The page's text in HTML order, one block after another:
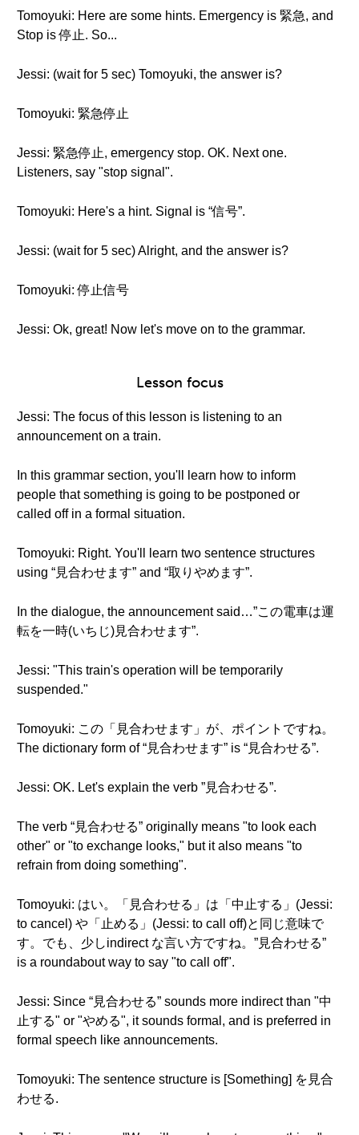
Tomoyuki: Here are some hints. Emergency is 緊急, and
Stop is 停止. So...
Jessi: (wait for 5 sec) Tomoyuki, the answer is?
Tomoyuki: 緊急停止
Jessi: 緊急停止, emergency stop. OK. Next one.
Listeners, say "stop signal".
Tomoyuki: Here's a hint. Signal is “信号”.
Jessi: (wait for 5 sec) Alright, and the answer is?
Tomoyuki: 停止信号
Jessi: Ok, great! Now let's move on to the grammar.
Lesson focus
Jessi: The focus of this lesson is listening to an
announcement on a train.
In this grammar section, you'll learn how to inform
people that something is going to be postponed or
called off in a formal situation.
Tomoyuki: Right. You'll learn two sentence structures
using “見合わせます” and “取りやめます”.
In the dialogue, the announcement said…”この電車は運
転を一時(いちじ)見合わせます”.
Jessi: "This train's operation will be temporarily
suspended."
Tomoyuki: この「見合わせます」が、ポイントですね。
The dictionary form of “見合わせます” is “見合わせる”.
Jessi: OK. Let's explain the verb ”見合わせる”.
The verb “見合わせる” originally means "to look each
other" or "to exchange looks," but it also means "to
refrain from doing something".
Tomoyuki: はい。「見合わせる」は「中止する」(Jessi:
to cancel) や「止める」(Jessi: to call off)と同じ意味で
す。でも、少しindirect な言い方ですね。”見合わせる”
is a roundabout way to say "to call off".
Jessi: Since “見合わせる” sounds more indirect than "中
止する" or "やめる", it sounds formal, and is preferred in
formal speech like announcements.
Tomoyuki: The sentence structure is [Something] を見合
わせる.